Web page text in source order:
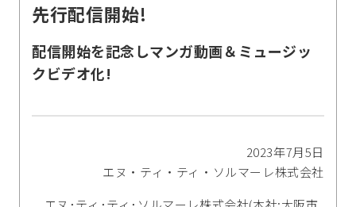
先行配信開始!
配信開始を記念しマンガ動画＆ミュージッ
クビデオ化!
2023年7月5日
エヌ・ティ・ティ・ソルマーレ株式会社